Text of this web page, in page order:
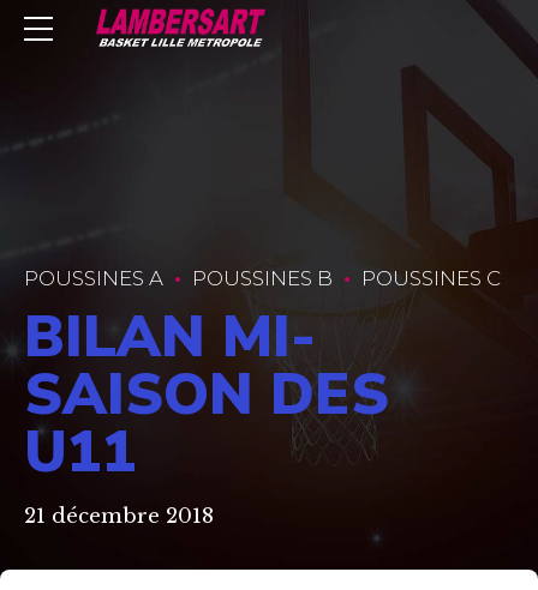
POUSSINES A POUSSINES B POUSSINES C
BILAN MI-
SAISON DES
U11
21 décembre 2018